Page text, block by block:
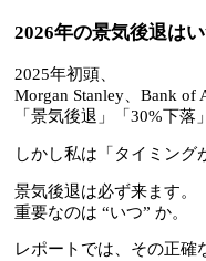
2026年の景気後退は
2025年初頭、
Morgan Stanley、Bank of
「景気後退」「30%下落
しかし私は「タイミング
景気後退は必ず来ます。
重要なのは “いつ” か。
レポートでは、その正確